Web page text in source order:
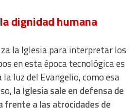
dignidad humana
la Iglesia para interpretar los
en esta época tecnológica es
luz del Evangelio, como esa
la Iglesia sale en defensa de
frente a las atrocidades de